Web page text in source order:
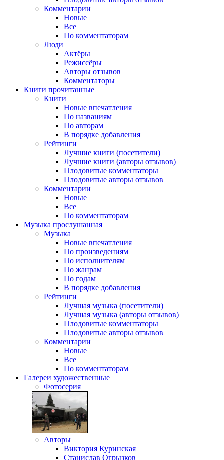
Комментарии
Новые
Все
По комментаторам
Люди
Актёры
Режиссёры
Авторы отзывов
Комментаторы
Книги прочитанные
Книги
Новые впечатления
По названиям
По авторам
В порядке добавления
Рейтинги
Лучшие книги (посетители)
Лучшие книги (авторы отзывов)
Плодовитые комментаторы
Плодовитые авторы отзывов
Комментарии
Новые
Все
По комментаторам
Музыка прослушанная
Музыка
Новые впечатления
По произведениям
По исполнителям
По жанрам
По годам
В порядке добавления
Рейтинги
Лучшая музыка (посетители)
Лучшая музыка (авторы отзывов)
Плодовитые комментаторы
Плодовитые авторы отзывов
Комментарии
Новые
Все
По комментаторам
Галереи художественные
Фотосерия
Авторы
Виктория Куринская
Станислав Огрызков